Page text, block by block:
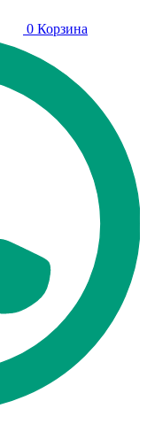
0 Корзина